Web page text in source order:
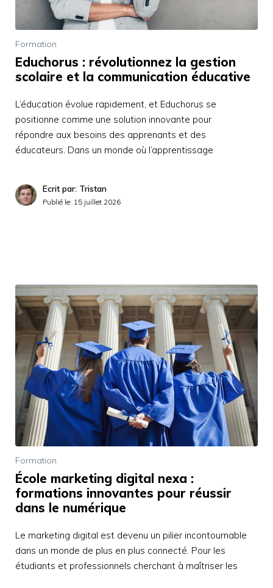
Formation
Educhorus : révolutionnez la gestion
scolaire et la communication éducative
L’éducation évolue rapidement, et Educhorus se
positionne comme une solution innovante pour
répondre aux besoins des apprenants et des
éducateurs. Dans un monde où l’apprentissage
Ecrit par: Tristan
Publié le: 15 juillet 2026
Formation
École marketing digital nexa :
formations innovantes pour réussir
dans le numérique
Le marketing digital est devenu un pilier incontournable
dans un monde de plus en plus connecté. Pour les
étudiants et professionnels cherchant à maîtriser les